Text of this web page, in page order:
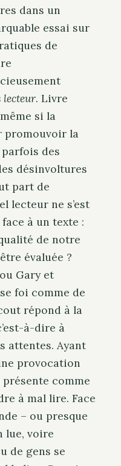
dans un
essai sur
de
lecteur. Livre
si la
promouvoir la
des
désinvoltures
part de
lecteur ne s’est
à un texte :
de notre
évaluée ?
Gary et
foi comme de
répond à la
à-dire à
attentes. Ayant
provocation
comme
à mal lire. Face
– ou presque
lue, voire
de gens se